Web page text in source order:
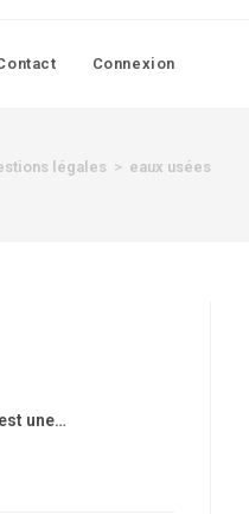
Connexion
légales > eaux usées
une…